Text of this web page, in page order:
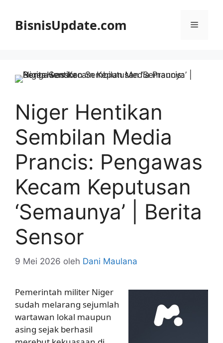
BisnisUpdate.com Menu
Niger Hentikan
Sembilan Media
Prancis: Pengawas
Kecam Keputusan
‘Semaunya’ | Berita
Sensor
9 Mei 2026 oleh Dani Maulana
Pemerintah militer Niger
sudah melarang sejumlah
wartawan lokal maupun
asing sejak berhasil